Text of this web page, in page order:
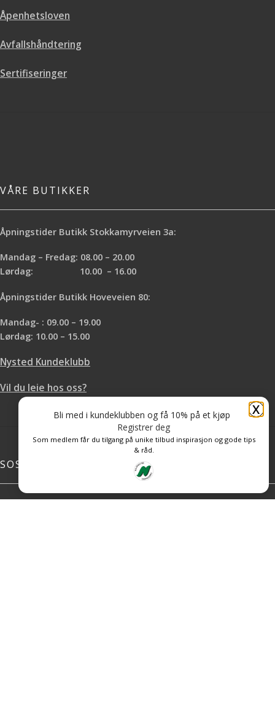
Åpenhetsloven
Avfallshåndtering
Sertifiseringer
VÅRE BUTIKKER
Åpningstider Butikk Stokkamyrveien 3a:
Mandag – Fredag: 08.00 – 20.00
Lørdag: 10.00 – 16.00
Åpningstider Butikk Hoveveien 80:
Mandag- : 09.00 – 19.00
Lørdag: 10.00 – 15.00
Nysted Kundeklubb
Vil du leie hos oss?
SOSIALE MEDIER
X
Bli med i kundeklubben og få 10% på et kjøp
Registrer deg
Som medlem får du tilgang på unike tilbud inspirasjon og gode tips
& råd.